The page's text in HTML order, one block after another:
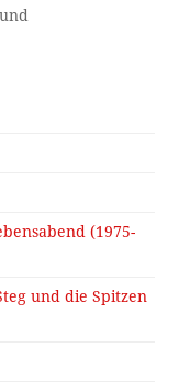
(1975-
und die Spitzen